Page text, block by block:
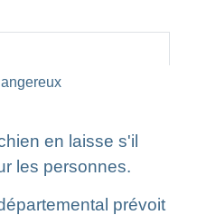
en laisse s'il
les personnes.
prévoit